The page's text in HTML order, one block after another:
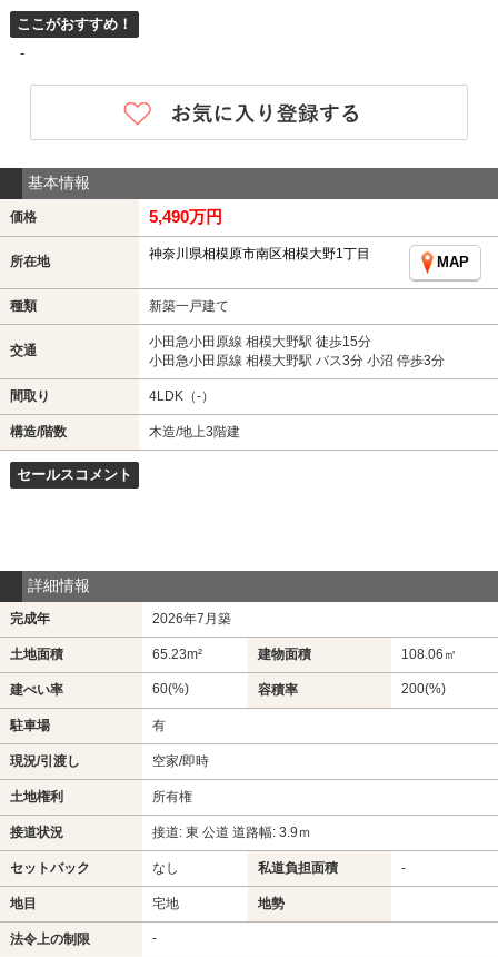
ここがおすすめ！
-
基本情報
価格 5,490万円
所在地 神奈川県相模原市南区相模大野1丁目
MAP
種類 新築一戸建て
交通
小田急小田原線 相模大野駅 徒歩15分
小田急小田原線 相模大野駅 バス3分 小沼 停歩3分
間取り 4LDK（-）
構造/階数 木造/地上3階建
セールスコメント
詳細情報
完成年 2026年7月築
土地面積 65.23m² 建物面積 108.06㎡
建ぺい率 60(%) 容積率 200(%)
駐車場 有
現況/引渡し 空家/即時
土地権利 所有権
接道状況 接道: 東 公道 道路幅: 3.9ｍ
セットバック なし 私道負担面積 -
地目 宅地 地勢
法令上の制限 -